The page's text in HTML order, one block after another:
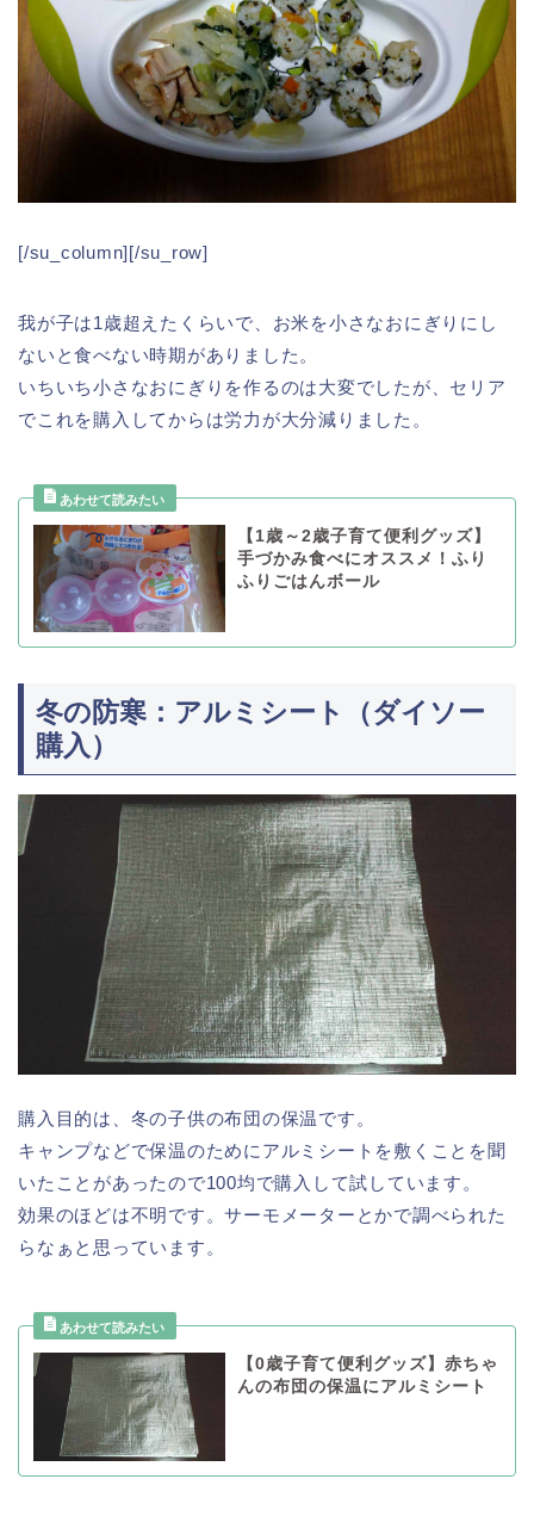
[/su_column][/su_row]
我が子は1歳超えたくらいで、お米を小さなおにぎりにし
ないと食べない時期がありました。
いちいち小さなおにぎりを作るのは大変でしたが、セリア
でこれを購入してからは労力が大分減りました。
【1歳～2歳子育て便利グッズ】
手づかみ食べにオススメ！ふり
ふりごはんボール
冬の防寒：アルミシート（ダイソー
購入）
購入目的は、冬の子供の布団の保温です。
キャンプなどで保温のためにアルミシートを敷くことを聞
いたことがあったので100均で購入して試しています。
効果のほどは不明です。サーモメーターとかで調べられた
らなぁと思っています。
【0歳子育て便利グッズ】赤ちゃ
んの布団の保温にアルミシート